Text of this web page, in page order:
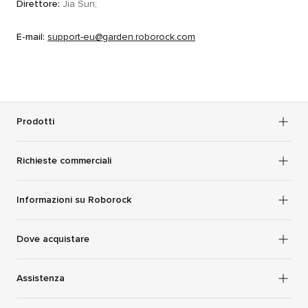
Direttore: Jia Sun;
E-mail: support-eu@garden.roborock.com
Prodotti
Richieste commerciali
Informazioni su Roborock
Dove acquistare
Assistenza